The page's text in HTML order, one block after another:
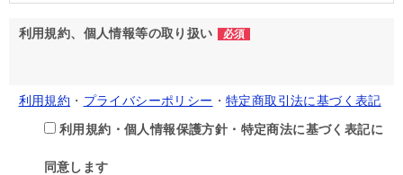
利用規約、個人情報等の取り扱い 必須
利用規約 ・ プライバシーポリシー ・ 特定商取引法に基づく表記
利用規約・個人情報保護方針・特定商法に基づく表記に
同意します